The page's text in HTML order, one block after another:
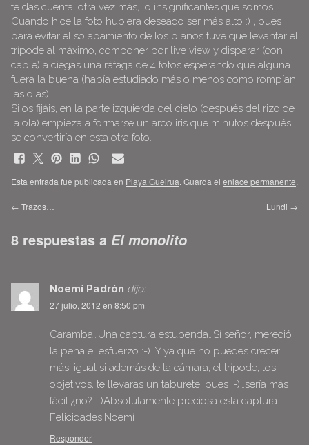
te das cuenta, otra vez más, lo insignificantes que somos…
Cuando hice la foto hubiera deseado ser más alto :) , pues
para evitar el solapamiento de los planos tuve que levantar el
trípode al máximo, componer por live view y disparar (con
cable) a ciegas una ráfaga de 4 fotos esperando que alguna
fuera la buena (había estudiado más o menos como rompían
las olas).
Si os fijáis, en la parte izquierda del cielo (después del rizo de
la ola) empieza a formarse un arco iris que minutos después
se convertiría en esta otra foto.
Esta entrada fue publicada en Playa Gueirua. Guarda el enlace permanente.
← Trazos… Lundi →
8 respuestas a El monolito
Noemí Padrón dijo:
27 julio, 2012 en 8:50 pm
Caramba…Una captura estupenda…Sí señor, mereció
la pena el esfuerzo :-)…Y ya que no puedes crecer
más, igual si además de la cámara, el trípode, los
objetivos, te llevaras un taburete, pues :-)…sería más
fácil ¿no? :-)Absolutamente preciosa esta captura…
Felicidades.Noemí
Responder